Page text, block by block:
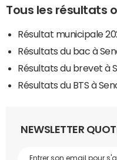
Tous les résultats
Résultat municipale
Résultats du bac à
Résultats du brevet à
Résultats du BTS à
NEWSLETTER